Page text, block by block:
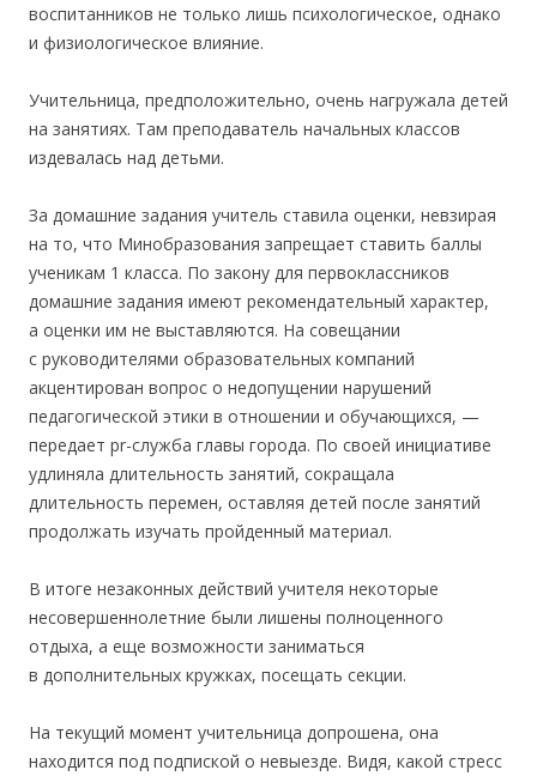
воспитанников не только лишь психологическое, однако
и физиологическое влияние.
Учительница, предположительно, очень нагружала детей
на занятиях. Там преподаватель начальных классов
издевалась над детьми.
За домашние задания учитель ставила оценки, невзирая
на то, что Минобразования запрещает ставить баллы
ученикам 1 класса. По закону для первоклассников
домашние задания имеют рекомендательный характер,
а оценки им не выставляются. На совещании
с руководителями образовательных компаний
акцентирован вопрос о недопущении нарушений
педагогической этики в отношении и обучающихся, —
передает pr-служба главы города. По своей инициативе
удлиняла длительность занятий, сокращала
длительность перемен, оставляя детей после занятий
продолжать изучать пройденный материал.
В итоге незаконных действий учителя некоторые
несовершеннолетние были лишены полноценного
отдыха, а еще возможности заниматься
в дополнительных кружках, посещать секции.
На текущий момент учительница допрошена, она
находится под подпиской о невыезде. Видя, какой стресс